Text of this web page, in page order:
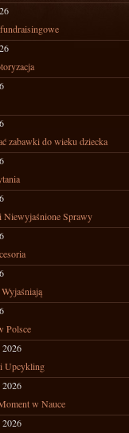
zabawki do wieku dziecka
Niewyjaśnione Sprawy
Polsce
2026
Upcykling
2026
w Nauce
2026